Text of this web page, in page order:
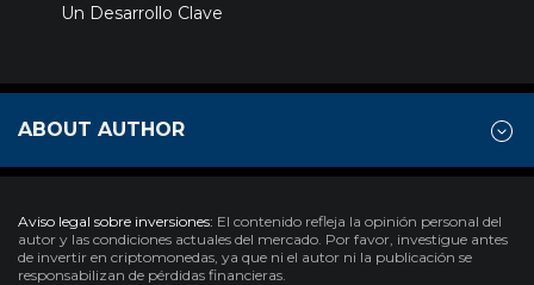
Un Desarrollo Clave
ABOUT AUTHOR
Aviso legal sobre inversiones: El contenido refleja la opinión personal del
autor y las condiciones actuales del mercado. Por favor, investigue antes
de invertir en criptomonedas, ya que ni el autor ni la publicación se
responsabilizan de pérdidas financieras.